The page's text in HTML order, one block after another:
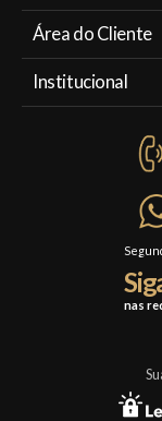
Área do Cliente
Institucional
Política de
Trocas e
Formas de
nas